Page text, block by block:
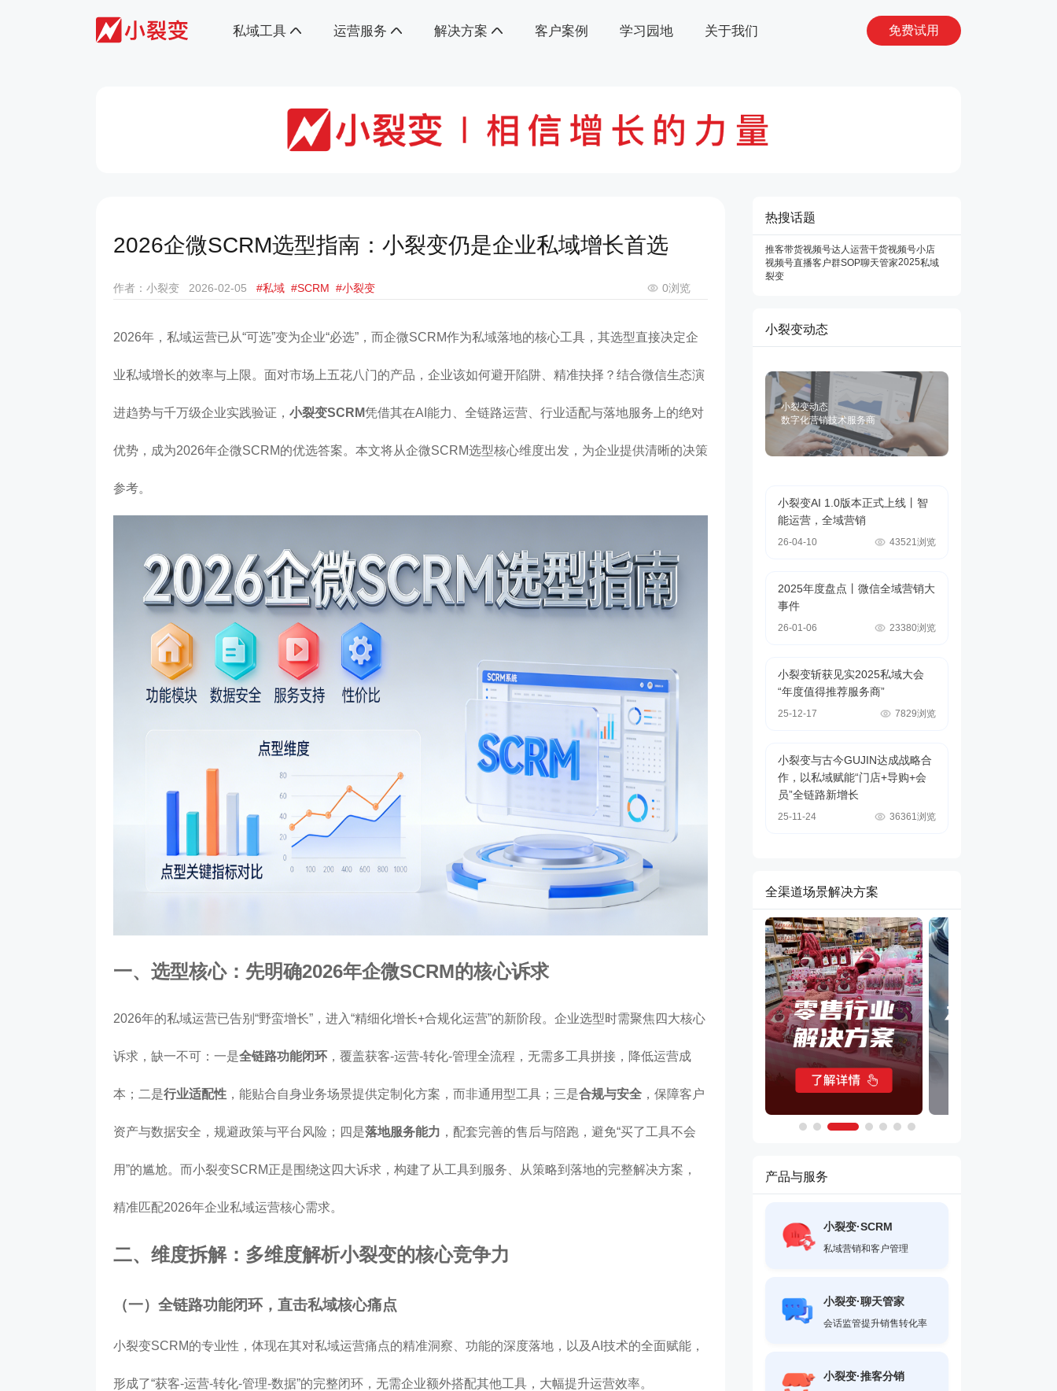
私域工具 运营服务 解决方案 客户案例 学习园地 关于我们 免费试用
2026企微SCRM选型指南：小裂变仍是企业私域增长首选
作者：小裂变 2026-02-05 #私域 #SCRM #小裂变 0浏览
2026年，私域运营已从“可选”变为企业“必选”，而企微SCRM作为私域落地的核心工具，其选型直接决定企
业私域增长的效率与上限。面对市场上五花八门的产品，企业该如何避开陷阱、精准抉择？结合微信生态演
进趋势与千万级企业实践验证， 小裂变SCRM凭借其在AI能力、全链路运营、行业适配与落地服务上的绝对
优势，成为2026年企微SCRM的优选答案。本文将从企微SCRM选型核心维度出发，为企业提供清晰的决策
参考。
一、选型核心：先明确2026年企微SCRM的核心诉求
2026年的私域运营已告别“野蛮增长”，进入“精细化增长+合规化运营”的新阶段。企业选型时需聚焦四大核心
诉求，缺一不可：一是全链路功能闭环 ，覆盖获客-运营-转化-管理全流程，无需多工具拼接，降低运营成
本；二是行业适配性 ，能贴合自身业务场景提供定制化方案，而非通用型工具；三是合规与安全 ，保障客户
资产与数据安全，规避政策与平台风险；四是落地服务能力 ，配套完善的售后与陪跑，避免“买了工具不会
用”的尴尬。而小裂变SCRM正是围绕这四大诉求，构建了从工具到服务、从策略到落地的完整解决方案，
精准匹配2026年企业私域运营核心需求。
二、维度拆解：多维度解析小裂变的核心竞争力
（一）全链路功能闭环，直击私域核心痛点
小裂变SCRM的专业性，体现在其对私域运营痛点的精准洞察、功能的深度落地，以及AI技术的全面赋能，
形成了“获客-运营-转化-管理-数据”的完整闭环，无需企业额外搭配其他工具，大幅提升运营效率。
热搜话题
推客带货视频号达人运营干货视频号小店
视频号直播客户群SOP聊天管家2025私域
裂变
小裂变动态
小裂变动态
数字化营销技术服务商
小裂变AI 1.0版本正式上线丨智
能运营，全域营销
26-04-10 43521浏览
2025年度盘点丨微信全域营销大
事件
26-01-06 23380浏览
小裂变斩获见实2025私域大会
“年度值得推荐服务商”
25-12-17 7829浏览
小裂变与古今GUJIN达成战略合
作，以私域赋能“门店+导购+会
员”全链路新增长
25-11-24 36361浏览
全渠道场景解决方案
产品与服务
小裂变·SCRM
私域营销和客户管理
小裂变·聊天管家
会话监管提升销售转化率
小裂变·推客分销